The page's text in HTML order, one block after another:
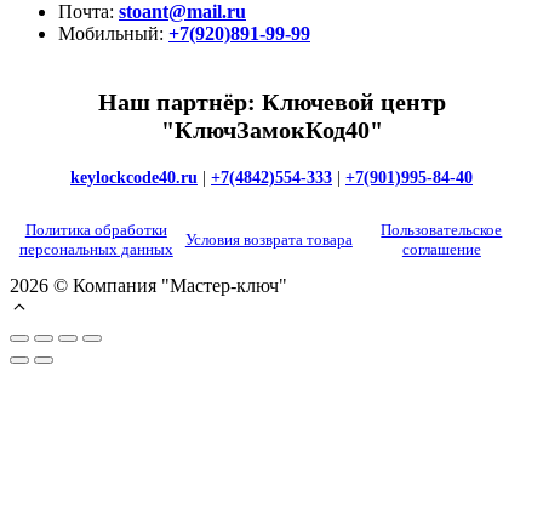
Почта: stoant@mail.ru
Мобильный: +7(920)891-99-99
Наш партнёр: Ключевой центр
"КлючЗамокКод40"
keylockcode40.ru +7(4842)554-333 +7(901)995-84-40
Политика обработки
персональных данных
Условия возврата товара
Пользовательское
соглашение
2026 © Компания "Мастер-ключ"